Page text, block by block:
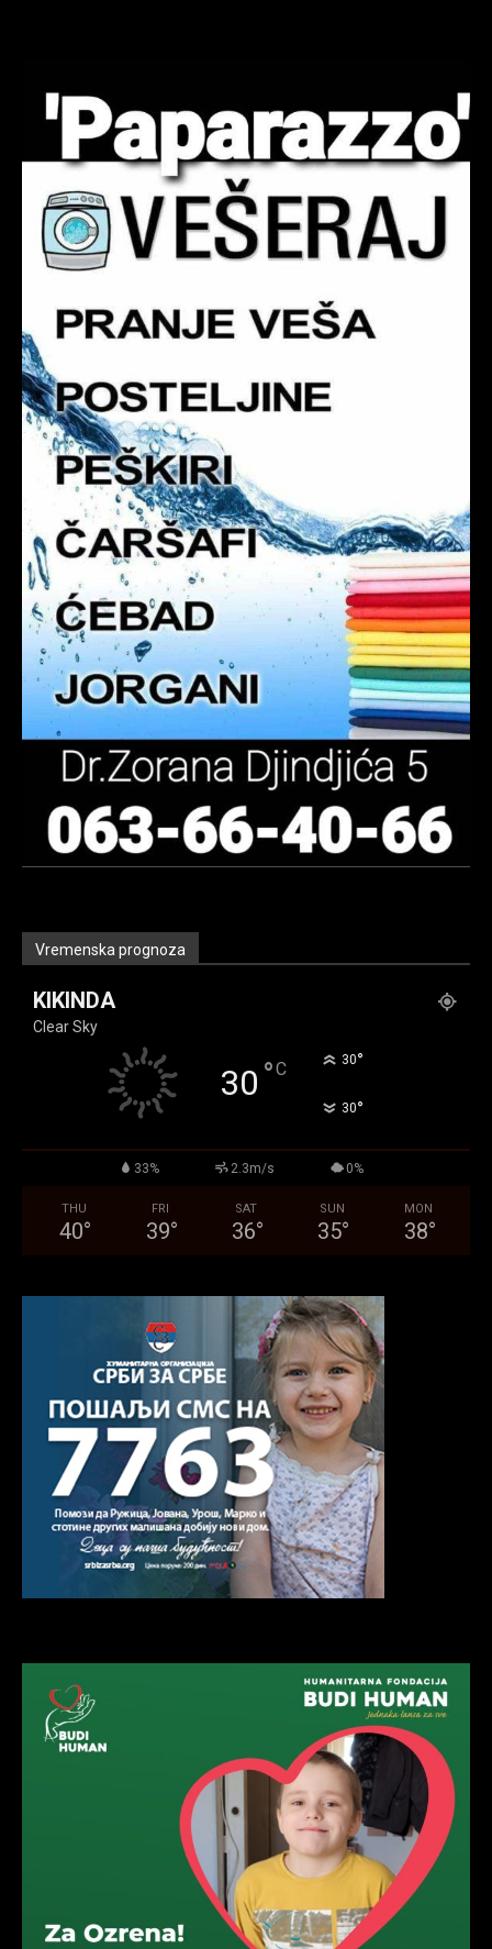
Vremenska prognoza
KIKINDA
Clear Sky
30 °C 30°
30°
33% 2.3m/s 0%
THU
40°
FRI
39°
SAT
36°
SUN
35°
MON
38°